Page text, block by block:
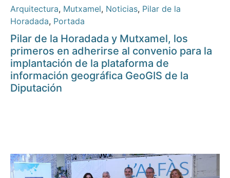
Arquitectura, Mutxamel, Noticias, Pilar de la
Horadada, Portada
Pilar de la Horadada y Mutxamel, los
primeros en adherirse al convenio para la
implantación de la plataforma de
información geográfica GeoGIS de la
Diputación